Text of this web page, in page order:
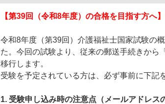
【第39回（令和8年度）の合格を目指す方へ】
令和8年度（第39回）介護福祉士国家試験の
た。今回の試験より、従来の郵送手続きから
移行します。
受験を予定されている方は、必ず事前に下記
1. 受験申し込み時の注意点（メールアドレス